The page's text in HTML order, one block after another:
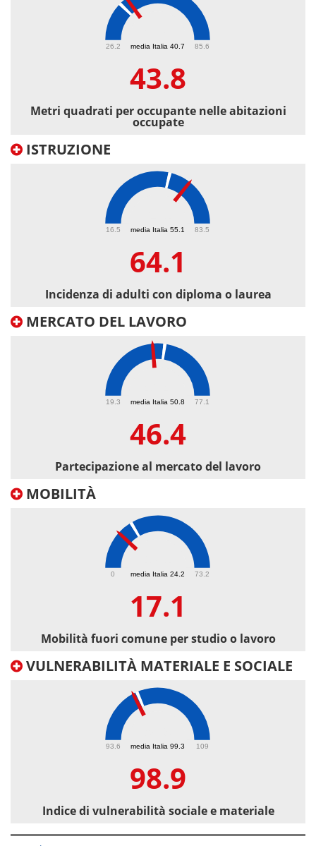
media Italia 40.7
26.2 85.6
43.8
Metri quadrati per occupante nelle abitazioni
occupate
ISTRUZIONE
media Italia 55.1
16.5 83.5
64.1
Incidenza di adulti con diploma o laurea
MERCATO DEL LAVORO
media Italia 50.8
19.3 77.1
46.4
Partecipazione al mercato del lavoro
MOBILITÀ
media Italia 24.2
0 73.2
17.1
Mobilità fuori comune per studio o lavoro
VULNERABILITÀ MATERIALE E SOCIALE
media Italia 99.3
93.6 109
98.9
Indice di vulnerabilità sociale e materiale